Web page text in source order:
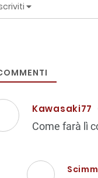
Kawasaki77
Come farà lì